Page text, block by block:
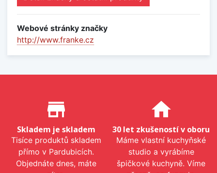
Webové stránky značky
http://www.franke.cz
Proč nakupovat u nás?
store_mall_directory
Skladem je skladem
Tisíce produktů skladem
přímo v Pardubicích.
Objednáte dnes, máte
home
30 let zkušeností v oboru
Máme vlastní kuchyňské
studio a vyrábíme
špičkové kuchyně. Víme